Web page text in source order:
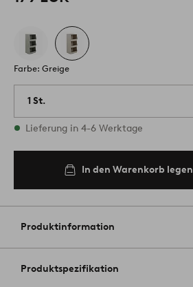
Farbe: Greige
1 St.
Vorrätig
Lieferung in 4-6 Werktage
In den Warenkorb legen
Produktinformation
Produktspezifikation